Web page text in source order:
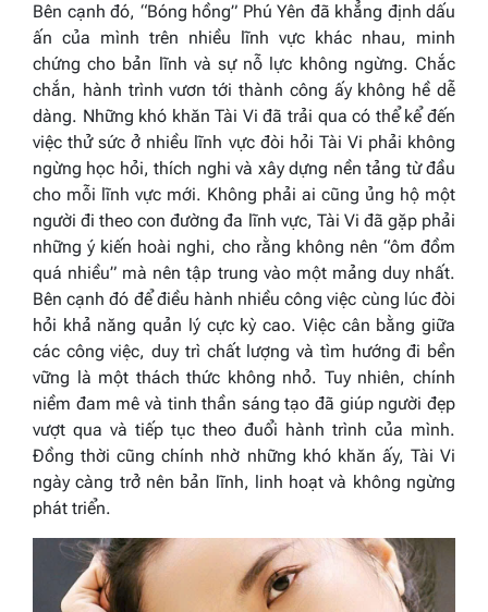
Bên cạnh đó, “Bóng hồng” Phú Yên đã khẳng định dấu
ấn của mình trên nhiều lĩnh vực khác nhau, minh
chứng cho bản lĩnh và sự nỗ lực không ngừng. Chắc
chắn, hành trình vươn tới thành công ấy không hề dễ
dàng. Những khó khăn Tài Vi đã trải qua có thể kể đến
việc thử sức ở nhiều lĩnh vực đòi hỏi Tài Vi phải không
ngừng học hỏi, thích nghi và xây dựng nền tảng từ đầu
cho mỗi lĩnh vực mới. Không phải ai cũng ủng hộ một
người đi theo con đường đa lĩnh vực, Tài Vi đã gặp phải
những ý kiến hoài nghi, cho rằng không nên “ôm đồm
quá nhiều” mà nên tập trung vào một mảng duy nhất.
Bên cạnh đó để điều hành nhiều công việc cùng lúc đòi
hỏi khả năng quản lý cực kỳ cao. Việc cân bằng giữa
các công việc, duy trì chất lượng và tìm hướng đi bền
vững là một thách thức không nhỏ. Tuy nhiên, chính
niềm đam mê và tinh thần sáng tạo đã giúp người đẹp
vượt qua và tiếp tục theo đuổi hành trình của mình.
Đồng thời cũng chính nhờ những khó khăn ấy, Tài Vi
ngày càng trở nên bản lĩnh, linh hoạt và không ngừng
phát triển.